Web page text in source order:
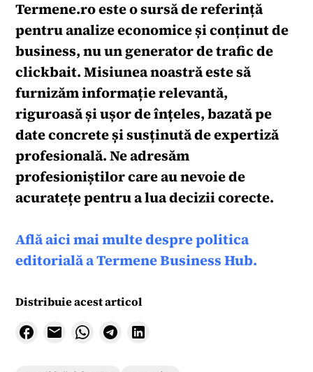
Termene.roeste o sursă de referință
pentru analize economice și conținut de
business, nu un generator de trafic de
clickbait. Misiunea noastră este să
furnizăm informație relevantă,
riguroasă și ușor de înțeles, bazată pe
date concrete și susținută de expertiză
profesională. Ne adresăm
profesioniștilor care au nevoie de
acuratețe pentru a lua decizii corecte.
Află aici mai multe despre politica
editorială a Termene Business Hub.
Distribuie acest articol